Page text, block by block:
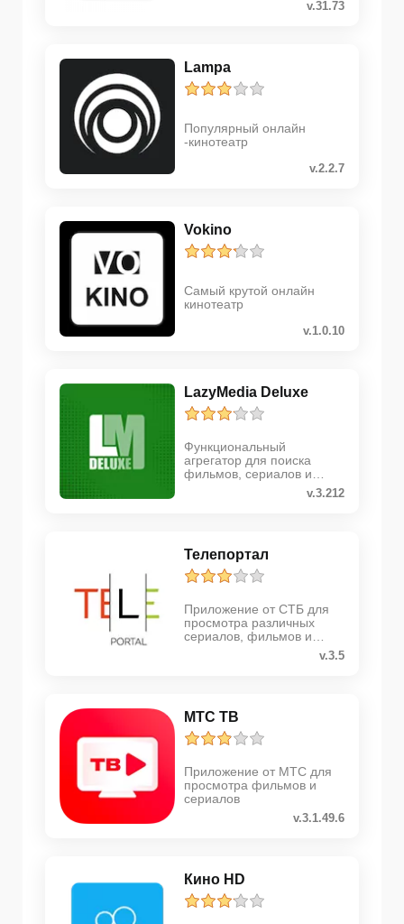
v.31.73
Lampa
Популярный онлайн
-кинотеатр
v.2.2.7
Vokino
Самый крутой онлайн
кинотеатр
v.1.0.10
LazyMedia Deluxe
Функциональный
агрегатор для поиска
фильмов, сериалов и
v.3.212
Телепортал
Приложение от СТБ для
просмотра различных
сериалов, фильмов и
v.3.5
МТС ТВ
Приложение от МТС для
просмотра фильмов и
сериалов
v.3.1.49.6
Кино HD